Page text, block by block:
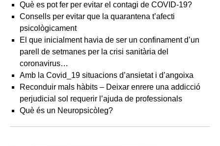
Què es pot fer per evitar el contagi de COVID-19?
Consells per evitar que la quarantena t’afecti
psicològicament
El que inicialment havia de ser un confinament d’un
parell de setmanes per la crisi sanitària del
coronavirus…
Amb la Covid_19 situacions d’ansietat i d’angoixa
Reconduir mals hàbits – Deixar enrere una addicció
perjudicial sol requerir l’ajuda de professionals
Què és un Neuropsicòleg?